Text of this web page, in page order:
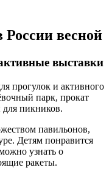
России весной
выставки
прогулок и активного
парк, прокат
для пикников.
павильонов,
Детям понравится
узнать о
ракеты.